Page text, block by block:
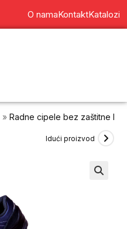
O namaKontaktKatalozi
»Radne cipele bez zaštitne
Idući proizvod